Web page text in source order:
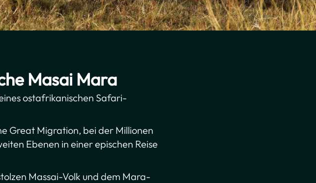
Masai Mara
ostafrikanischen Safari-
Great Migration, bei der Millionen
Ebenen in einer epischen Reise
Massai-Volk und dem Mara-